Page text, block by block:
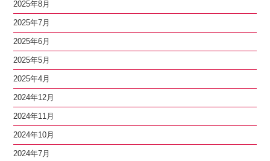
2025年8月
2025年7月
2025年6月
2025年5月
2025年4月
2024年12月
2024年11月
2024年10月
2024年7月